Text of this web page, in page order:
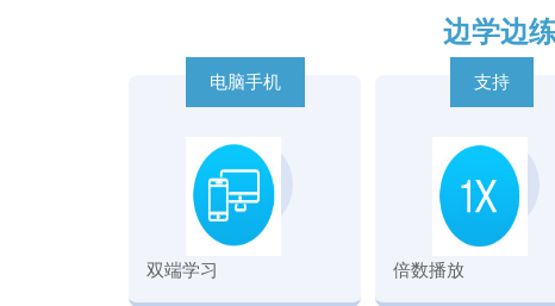
边学边
电脑手机
双端学习
支持
倍数播放